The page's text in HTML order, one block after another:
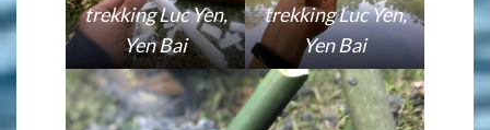
trekking Luc Yen,
Yen Bai
trekking Luc Yen,
Yen Bai